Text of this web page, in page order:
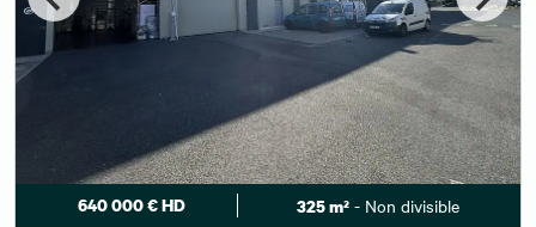
640 000 € HD 325 m²- Non divisible